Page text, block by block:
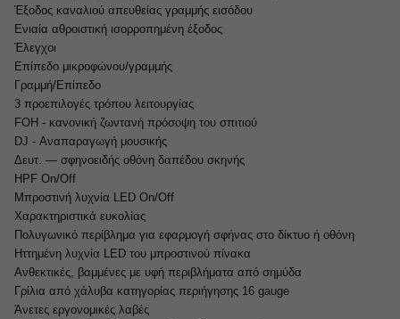
Έξοδος καναλιού απευθείας γραμμής εισόδου
Ενιαία αθροιστική ισορροπημένη έξοδος
Έλεγχοι
Επίπεδο μικροφώνου/γραμμής
Γραμμή/Επίπεδο
3 προεπιλογές τρόπου λειτουργίας
FOH - κανονική ζωντανή πρόσοψη του σπιτιού
DJ - Αναπαραγωγή μουσικής
Δευτ. — σφηνοειδής οθόνη δαπέδου σκηνής
HPF On/Off
Μπροστινή λυχνία LED On/Off
Χαρακτηριστικά ευκολίας
Πολυγωνικό περίβλημα για εφαρμογή σφήνας στο δίκτυο ή οθόνη
Ηττημένη λυχνία LED του μπροστινού πίνακα
Ανθεκτικές, βαμμένες με υφή περιβλήματα από σημύδα
Γρίλια από χάλυβα κατηγορίας περιήγησης 16 gauge
Άνετες εργονομικές λαβές